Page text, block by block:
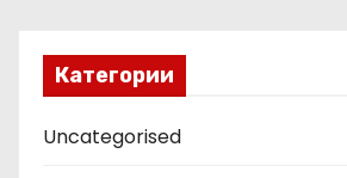
Категории
Uncategorised